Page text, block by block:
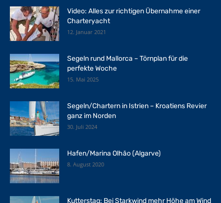
Video: Alles zur richtigen Übernahme einer
Charteryacht
12. Januar 2021
Segeln rund Mallorca – Törnplan für die
perfekte Woche
15. Mai 2025
Segeln/Chartern in Istrien – Kroatiens Revier
ganz im Norden
30. Juli 2024
Hafen/Marina Olhão (Algarve)
8. August 2020
Kutterstag: Bei Starkwind mehr Höhe am Wind